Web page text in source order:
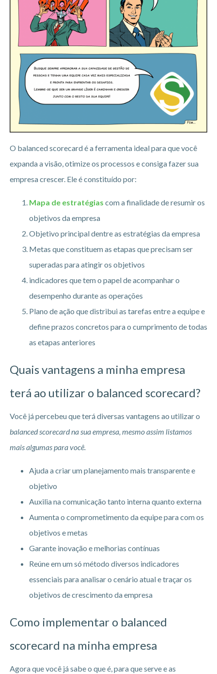
O balanced scorecard é a ferramenta ideal para que você
expanda a visão, otimize os processos e consiga fazer sua
empresa crescer. Ele é constituído por:
Mapa de estratégias com a finalidade de resumir os
objetivos da empresa
Objetivo principal dentre as estratégias da empresa
Metas que constituem as etapas que precisam ser
superadas para atingir os objetivos
indicadores que tem o papel de acompanhar o
desempenho durante as operações
Plano de ação que distribui as tarefas entre a equipe e
define prazos concretos para o cumprimento de todas
as etapas anteriores
Quais vantagens a minha empresa
terá ao utilizar o balanced scorecard?
Você já percebeu que terá diversas vantagens ao utilizar o
balanced scorecard na sua empresa, mesmo assim listamos
mais algumas para você.
Ajuda a criar um planejamento mais transparente e
objetivo
Auxilia na comunicação tanto interna quanto externa
Aumenta o comprometimento da equipe para com os
objetivos e metas
Garante inovação e melhorias contínuas
Reúne em um só método diversos indicadores
essenciais para analisar o cenário atual e traçar os
objetivos de crescimento da empresa
Como implementar o balanced
scorecard na minha empresa
Agora que você já sabe o que é, para que serve e as